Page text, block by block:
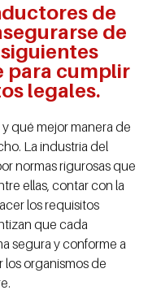
de
de
para cumplir
legales.
qué mejor manera de
La industria del
normas rigurosas que
ellas, contar con la
los requisitos
que cada
segura y conforme a
los organismos de